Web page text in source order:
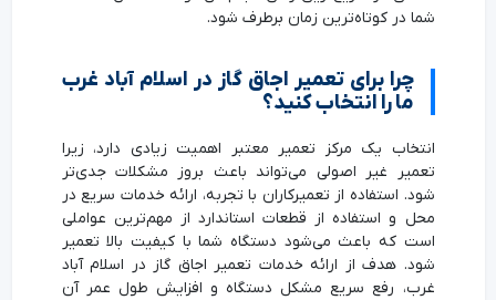
شما در کوتاه‌ترین زمان برطرف شود.
چرا برای تعمیر اجاق گاز در اسلام آباد غرب
ما را انتخاب کنید؟
انتخاب یک مرکز تعمیر معتبر اهمیت زیادی دارد، زیرا
تعمیر غیر اصولی می‌تواند باعث بروز مشکلات جدی‌تر
شود. استفاده از تعمیرکاران با تجربه، ارائه خدمات سریع در
محل و استفاده از قطعات استاندارد از مهم‌ترین عواملی
است که باعث می‌شود دستگاه شما با کیفیت بالا تعمیر
شود. هدف از ارائه خدمات تعمیر اجاق گاز در اسلام آباد
غرب، رفع سریع مشکل دستگاه و افزایش طول عمر آن